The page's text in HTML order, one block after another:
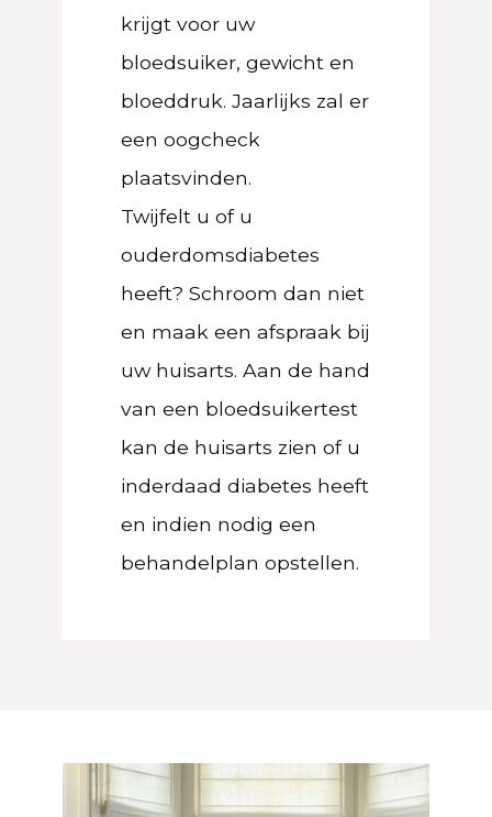
krijgt voor uw
bloedsuiker, gewicht en
bloeddruk. Jaarlijks zal er
een oogcheck
plaatsvinden.
Twijfelt u of u
ouderdomsdiabetes
heeft? Schroom dan niet
en maak een afspraak bij
uw huisarts. Aan de hand
van een bloedsuikertest
kan de huisarts zien of u
inderdaad diabetes heeft
en indien nodig een
behandelplan opstellen.